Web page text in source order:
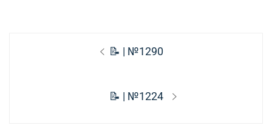
Предыдущая
📝 | №1290
Следующая
📝 | №1224